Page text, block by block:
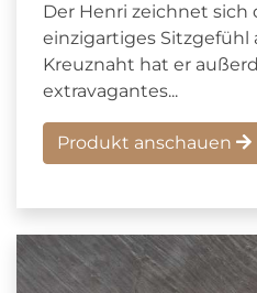
Der Henri zeichnet sich
einzigartiges Sitzgefühl
Kreuznaht hat er
extravagantes...
Produkt anschauen